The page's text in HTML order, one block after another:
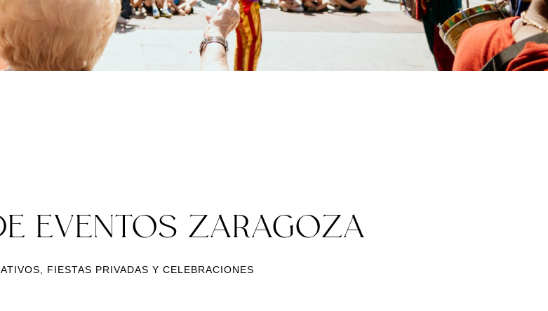
EVENTOS ZARAGOZA
FIESTAS PRIVADAS Y CELEBRACIONES